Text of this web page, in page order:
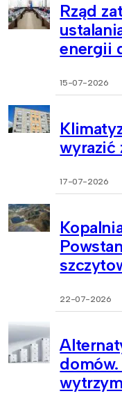
Rząd
energii
15-07-2026
wyrazić
17-07-2026
22-07-2026